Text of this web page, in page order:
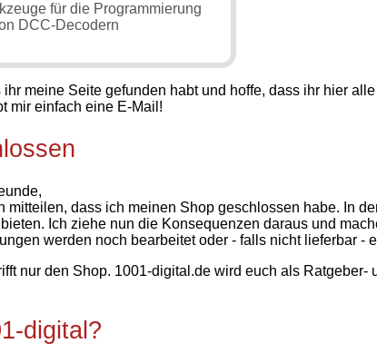
für die Programmierung
DCC-Decodern
ihr meine Seite gefunden habt und hoffe, dass ihr hier
mir einfach eine E-Mail!
mitteilen, dass ich meinen Shop geschlossen habe. In
Ich ziehe nun die Konsequenzen daraus und
werden noch bearbeitet oder - falls nicht lieferbar
nur den Shop. 1001-digital.de wird euch als
digital?